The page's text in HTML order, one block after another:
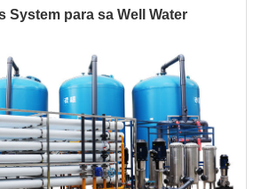
System para sa Well Water